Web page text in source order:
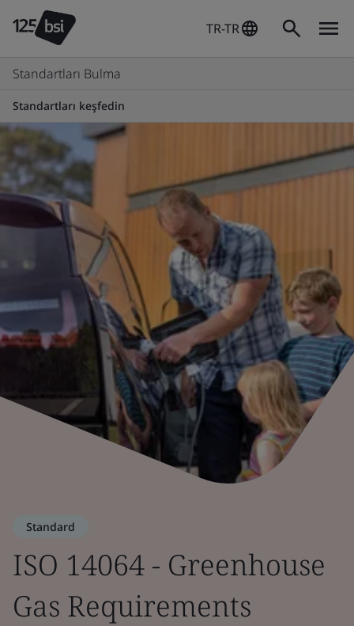
TR-TR
Standartları Bulma
Standartları keşfedin
Standard
ISO 14064 - Greenhouse
Gas Requirements